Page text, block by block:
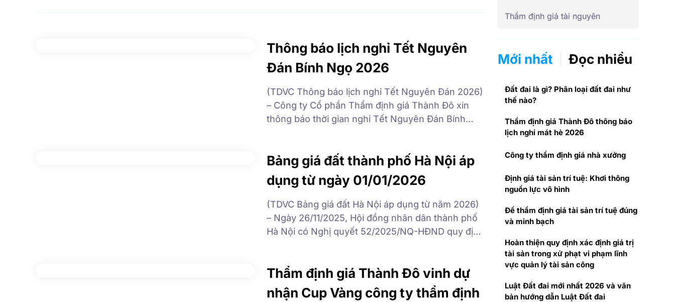
Thông báo lịch nghỉ Tết Nguyên
Đán Bính Ngọ 2026
(TDVC Thông báo lịch nghỉ Tết Nguyên Đán 2026)
– Công ty Cổ phần Thẩm định giá Thành Đô xin
thông báo thời gian nghỉ Tết Nguyên Đán Bính
14/02/2026 (ngày 27/12 AL) […]
Bảng giá đất thành phố Hà Nội áp
dụng từ ngày 01/01/2026
(TDVC Bảng giá đất Hà Nội áp dụng từ năm 2026)
– Ngày 26/11/2025, Hội đồng nhân dân thành phố
Hà Nội có Nghị quyết 52/2025/NQ-HĐND quy định
Nội. Ngoài ra, […]
Thẩm định giá Thành Đô vinh dự
nhận Cup Vàng công ty thẩm định
Thẩm định giá tài nguyên
Mới nhất Đọc nhiều
Đất đai là gì? Phân loại đất đai như
thế nào?
Thẩm định giá Thành Đô thông báo
lịch nghỉ mát hè 2026
Công ty thẩm định giá nhà xưởng
Định giá tài sản trí tuệ: Khơi thông
nguồn lực vô hình
Để thẩm định giá tài sản trí tuệ đúng
và minh bạch
Hoàn thiện quy định xác định giá trị
tài sản trong xử phạt vi phạm lĩnh
vực quản lý tài sản công
Luật Đất đai mới nhất 2026 và văn
bản hướng dẫn Luật Đất đai